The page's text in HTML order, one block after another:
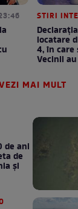
STIRI
locatare
4, în care
Vecinii
MAI MULT
de ani
de
şi